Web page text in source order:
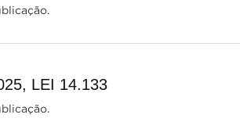
LEI 14.133